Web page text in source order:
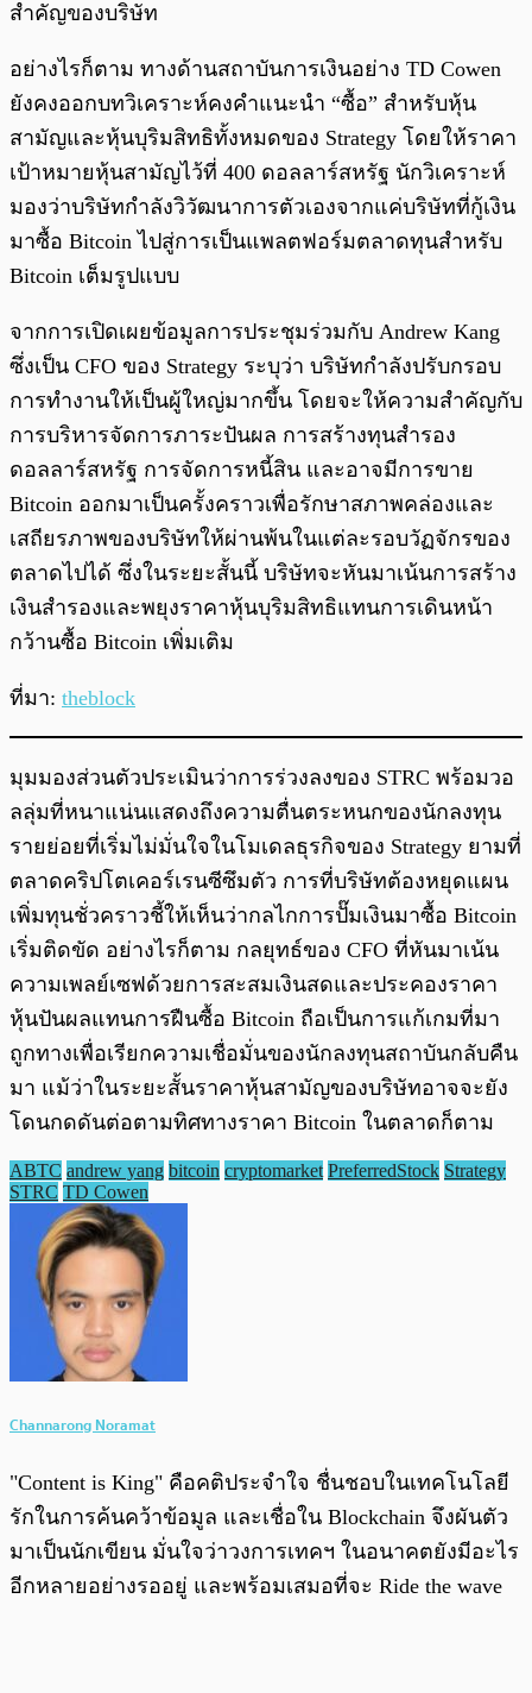
สำคัญของบริษัท
อย่างไรก็ตาม ทางด้านสถาบันการเงินอย่าง TD Cowen
ยังคงออกบทวิเคราะห์คงคำแนะนำ “ซื้อ” สำหรับหุ้น
สามัญและหุ้นบุริมสิทธิทั้งหมดของ Strategy โดยให้ราคา
เป้าหมายหุ้นสามัญไว้ที่ 400 ดอลลาร์สหรัฐ นักวิเคราะห์
มองว่าบริษัทกำลังวิวัฒนาการตัวเองจากแค่บริษัทที่กู้เงิน
มาซื้อ Bitcoin ไปสู่การเป็นแพลตฟอร์มตลาดทุนสำหรับ
Bitcoin เต็มรูปแบบ
จากการเปิดเผยข้อมูลการประชุมร่วมกับ Andrew Kang
ซึ่งเป็น CFO ของ Strategy ระบุว่า บริษัทกำลังปรับกรอบ
การทำงานให้เป็นผู้ใหญ่มากขึ้น โดยจะให้ความสำคัญกับ
การบริหารจัดการภาระปันผล การสร้างทุนสำรอง
ดอลลาร์สหรัฐ การจัดการหนี้สิน และอาจมีการขาย
Bitcoin ออกมาเป็นครั้งคราวเพื่อรักษาสภาพคล่องและ
เสถียรภาพของบริษัทให้ผ่านพ้นในแต่ละรอบวัฏจักรของ
ตลาดไปได้ ซึ่งในระยะสั้นนี้ บริษัทจะหันมาเน้นการสร้าง
เงินสำรองและพยุงราคาหุ้นบุริมสิทธิแทนการเดินหน้า
กว้านซื้อ Bitcoin เพิ่มเติม
ที่มา: theblock
มุมมองส่วนตัวประเมินว่าการร่วงลงของ STRC พร้อมวอ
ลลุ่มที่หนาแน่นแสดงถึงความตื่นตระหนกของนักลงทุน
รายย่อยที่เริ่มไม่มั่นใจในโมเดลธุรกิจของ Strategy ยามที่
ตลาดคริปโตเคอร์เรนซีซึมตัว การที่บริษัทต้องหยุดแผน
เพิ่มทุนชั่วคราวชี้ให้เห็นว่ากลไกการปั๊มเงินมาซื้อ Bitcoin
เริ่มติดขัด อย่างไรก็ตาม กลยุทธ์ของ CFO ที่หันมาเน้น
ความเพลย์เซฟด้วยการสะสมเงินสดและประคองราคา
หุ้นปันผลแทนการฝืนซื้อ Bitcoin ถือเป็นการแก้เกมที่มา
ถูกทางเพื่อเรียกความเชื่อมั่นของนักลงทุนสถาบันกลับคืน
มา แม้ว่าในระยะสั้นราคาหุ้นสามัญของบริษัทอาจจะยัง
โดนกดดันต่อตามทิศทางราคา Bitcoin ในตลาดก็ตาม
ABTC andrew yang bitcoin cryptomarket PreferredStock Strategy
STRC TD Cowen
Channarong Noramat
"Content is King" คือคติประจำใจ ชื่นชอบในเทคโนโลยี
รักในการค้นคว้าข้อมูล และเชื่อใน Blockchain จึงผันตัว
มาเป็นนักเขียน มั่นใจว่าวงการเทคฯ ในอนาคตยังมีอะไร
อีกหลายอย่างรออยู่ และพร้อมเสมอที่จะ Ride the wave